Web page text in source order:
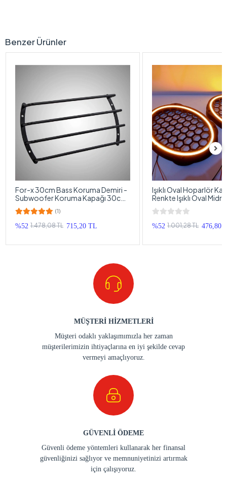
Benzer Ürünler
For-x 30cm Bass Koruma Demiri -
Subwoofer Koruma Kapağı 30cm
- 1 Adet
(1)
%52 1.478,08 TL 715,20 TL
Işıklı Oval Hoparlör
Renkte Işıklı Oval
1 Takım
%52 1.001,28 TL 476,80
MÜŞTERİ HİZMETLERİ
Müşteri odaklı yaklaşımımızla her zaman
müşterilerimizin ihtiyaçlarına en iyi şekilde cevap
vermeyi amaçlıyoruz.
GÜVENLİ ÖDEME
Güvenli ödeme yöntemleri kullanarak her finansal
güvenliğinizi sağlıyor ve memnuniyetinizi artırmak
için çalışıyoruz.